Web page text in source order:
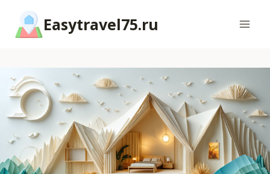
содержимому
Easytravel75.ru